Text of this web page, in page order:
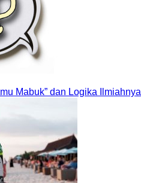
Mabuk” dan Logika Ilmiahnya